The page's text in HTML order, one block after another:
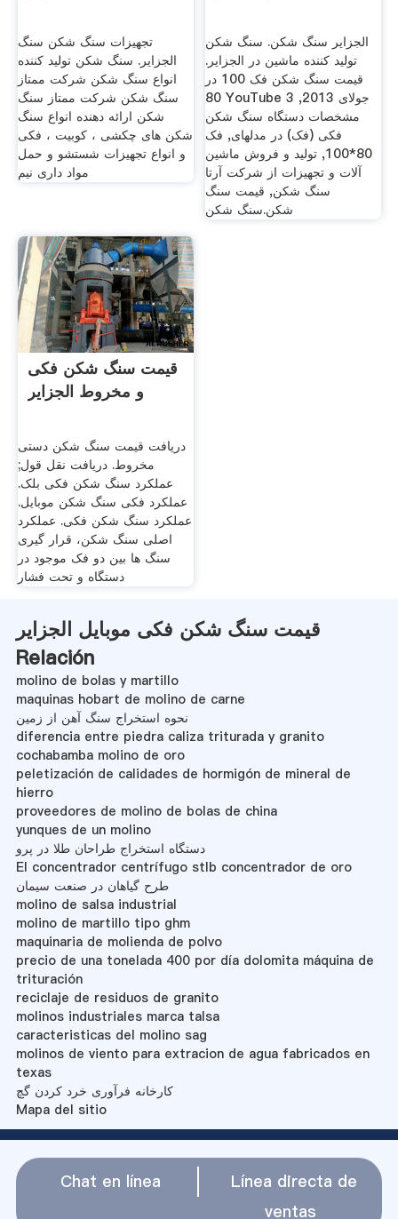
تجهیزات سنگ شکن سنگ
الجزایر. سنگ شکن تولید کننده
انواع سنگ شکن شرکت ممتاز
سنگ شکن شرکت ممتاز سنگ
شکن ارائه دهنده انواع سنگ
شکن های چکشی ، کوبیت ، فکی
و انواع تجهیزات شستشو و حمل
مواد داری نيم
الجزایر سنگ شکن. سنگ شکن
تولید کننده ماشین در الجزایر.
قیمت سنگ شکن فک 100 در
80 YouTube 3 جولای 2013,
مشخصات دستگاه سنگ شکن
فکی (فک) در مدلهای, فک
80*100, تولید و فروش ماشین
آلات و تجهیزات از شرکت آرتا
سنگ شکن, قیمت سنگ
شکن.سنگ شکن
قیمت سنگ شکن فکی
و مخروط الجزایر
دریافت قیمت سنگ شکن دستی
مخروط. دریافت نقل قول;
عملکرد سنگ شکن فکی بلک.
عملکرد فکی سنگ شکن موبایل.
عملکرد سنگ شکن فکی. عملکرد
اصلی سنگ شکن، قرار گیری
سنگ ها بین دو فک موجود در
دستگاه و تحت فشار
قیمت سنگ شکن فکی موبایل الجزایر
Relación
molino de bolas y martillo
maquinas hobart de molino de carne
نحوه استخراج سنگ آهن از زمین
diferencia entre piedra caliza triturada y granito
cochabamba molino de oro
peletización de calidades de hormigón de mineral de
hierro
proveedores de molino de bolas de china
yunques de un molino
دستگاه استخراج طراحان طلا در پرو
El concentrador centrífugo stlb concentrador de oro
طرح گیاهان در صنعت سیمان
molino de salsa industrial
molino de martillo tipo ghm
maquinaria de molienda de polvo
precio de una tonelada 400 por día dolomita máquina de
trituración
reciclaje de residuos de granito
molinos industriales marca talsa
caracteristicas del molino sag
molinos de viento para extracion de agua fabricados en
texas
کارخانه فرآوری خرد کردن گچ
Mapa del sitio
Chat en línea
Línea directa de
ventas